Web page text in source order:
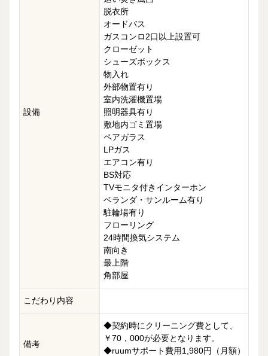
設備
脱衣所
オードバス
ガスコンロ2口以上設置可
クローゼット
シューズボックス
物入れ
外部物置有り
室内洗濯機置場
照明器具有り
敷地内ゴミ置場
ペアガラス
LPガス
エアコン有り
BS対応
TVモニタ付きインターホン
ベランダ・サンルーム有り
駐輪場有り
フローリング
24時間換気システム
南向き
最上階
角部屋
こだわり内容
備考
◆契約時にクリーニング費として、
￥70，000が必要となります。
◆ruumサポート費用1,980円（月額）